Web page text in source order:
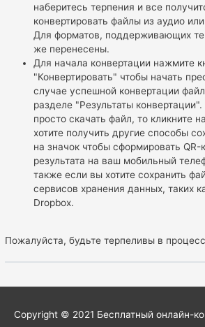
наберитесь терпения и все
конвертировать файлы из аудио
Для форматов, поддерживающих
же перенесены.
Для начала конвертации нажмите
"Конвертировать" чтобы начать
случае успешной конвертации
разделе "Результаты
просто скачать файл, то кликните
хотите получить другие способы
на значок чтобы сформировать QR-
результата на ваш мобильный
также если вы хотите сохранить
сервисов хранения данных, таких
Dropbox.
Пожалуйста, будьте терпеливы в
Copyright © 2021 Бесплатный онлайн-